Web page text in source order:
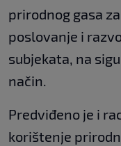
prirodnog gasa
poslovanje i
subjekata, na
način.
Predviđeno je i
korištenje